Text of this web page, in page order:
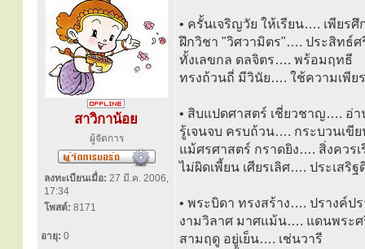
สาวิกาน้อย
ผู้จัดการ
ลงทะเบียนเมื่อ: 27 มี.ค. 2006,
17:34
โพสต์: 8171
อายุ: 0
• ครั้นเจริญวัย ให้เรียน…. เพียรศึ
ฝึกวิชา "วิศวามิตร"…. ประสิทธ์ศ
ทั้งเลขกล ดลจิตร…. พร้อมฤทธี
ทรงถ้วนถี่ มีวินัย…. ใช้ความเพียร
• สิบแปดศาสตร์ เชี่ยวชาญ…. อ่
รู้เจนจบ ครบถ้วน…. กระบวนเขี
แม้ศรศาสตร์ กราดยิง…. สิ่งควรเ
ไม่ผิดเพี้ยน เศียรเลิศ…. ประเสริฐ
• พระบิดา ทรงสร้าง…. ปรางค์ป
งามวิลาศ มาศแม้น…. แดนพระศ
สามฤดู อยู่เย็น…. เช่นวารี